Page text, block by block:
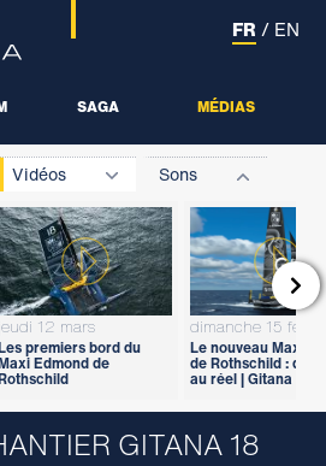
SAGA MÉDIAS
FR / EN
Vidéos Sons
jeudi 12 mars
premiers bord du
Edmond de
dimanche 15
Le nouveau Maxi
de Rothschild : du
au réel | Gitana 18

GITANA 18